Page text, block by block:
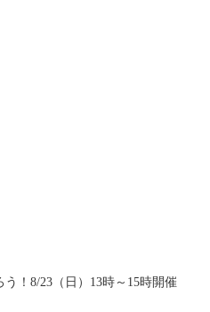
！8/23（日）13時～15時開催